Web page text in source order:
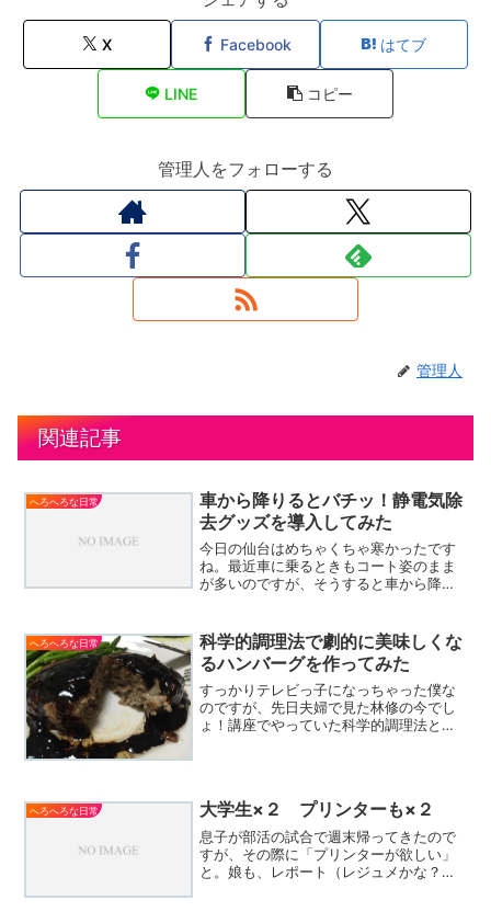
X Facebook はてブ
LINE コピー
管理人をフォローする
管理人
関連記事
へろへろな日常
車から降りるとバチッ！静電気除
去グッズを導入してみた
今日の仙台はめちゃくちゃ寒かったです
ね。最近車に乗るときもコート姿のまま
が多いのですが、そうすると車から降り
電気がはしって痛いのなんのって。。。
そこで、先日オートバック...
へろへろな日常
科学的調理法で劇的に美味しくな
るハンバーグを作ってみた
すっかりテレビっ子になっちゃった僕な
のですが、先日夫婦で見た林修の今でし
ょ！講座でやっていた科学的調理法とい
へろへろな日常 大学生×２ プリンターも×２
息子が部活の試合で週末帰ってきたので
すが、その際に「プリンターが欲しい」
と。娘も、レポート（レジュメかな？）